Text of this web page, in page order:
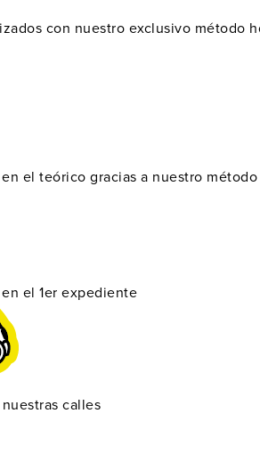
con nuestro exclusivo método
el teórico gracias a nuestro método
el 1er expediente
calles